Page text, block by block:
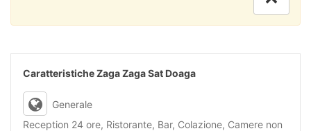
GR
RO
Caratteristiche Zaga Zaga Sat Doaga
Generale
Reception 24 ore, Ristorante, Bar, Colazione, Camere non